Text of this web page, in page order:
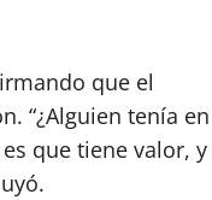
que el
“¿Alguien tenía en
que tiene valor, y